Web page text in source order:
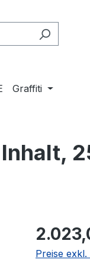
Graffiti
Regulärer
Preise